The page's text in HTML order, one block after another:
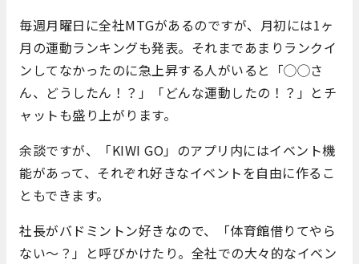
毎週月曜日に全社MTGがあるのですが、月初には1ヶ
月の運動ランキングも発表。それまであまりランクイ
ンしてなかったのに急上昇する人がいると「◯◯さ
ん、どうしたん！？」「どんな運動したの！？」とチ
ャットも盛り上がります。
余談ですが、「KIWI GO」のアプリ内にはイベント機
能があって、それぞれ好きなイベントを自由に作るこ
ともできます。
社長がバドミントン好きなので、「体育館借りてやら
ない〜？」と呼びかけたり。全社での大々的なイベン